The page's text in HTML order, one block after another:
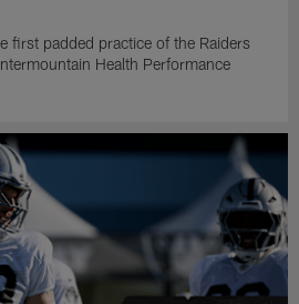
first padded practice of the Raiders
Health Performance